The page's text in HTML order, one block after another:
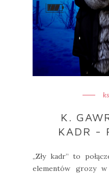
K.
KADR -
„Zły kadr” to
elementów grozy w